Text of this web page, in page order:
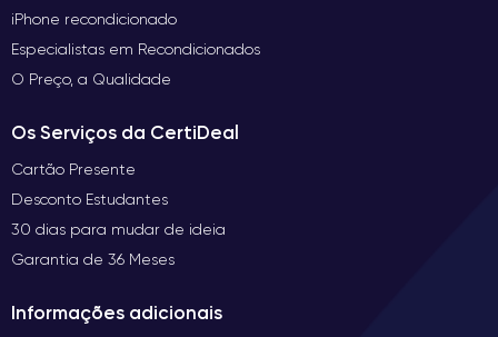
iPhone recondicionado
Especialistas em Recondicionados
O Preço, a Qualidade
Os Serviços da CertiDeal
Cartão Presente
Desconto Estudantes
30 dias para mudar de ideia
Garantia de 36 Meses
Informações adicionais